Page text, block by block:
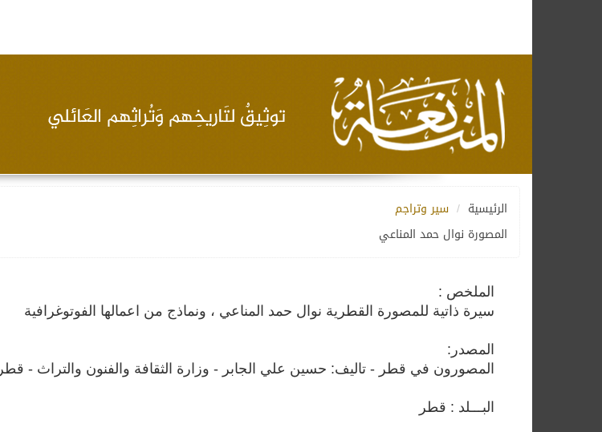
الرئيسية
سير وتراجم
المصورة نوال حمد المناعي
الملخص :
سيرة ذاتية للمصورة القطرية نوال حمد المناعي ، ونماذج من اعمالها الفوتوغرافية
المصدر:
المصورون في قطر - تاليف: حسين علي الجابر - وزارة الثقافة والفنون والتراث - قطر 2013
البـــلد : قطر